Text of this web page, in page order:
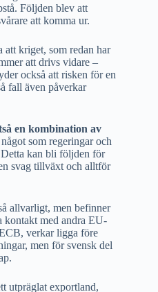
Följden blev att
att komma ur.
att kriget, som redan har
att drivs vidare –
också att risken för en
fall även påverkar
en kombination av
som regeringar och
Detta kan bli följden för
svag tillväxt och alltför
allvarligt, men befinner
kontakt med andra EU-
verkar ligga före
men för svensk del
utpräglat exportland,